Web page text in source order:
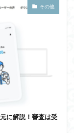
その他
に解説！審査は受